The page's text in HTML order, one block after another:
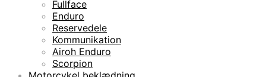
Fullface
Enduro
Reservedele
Kommunikation
Airoh Enduro
Scorpion